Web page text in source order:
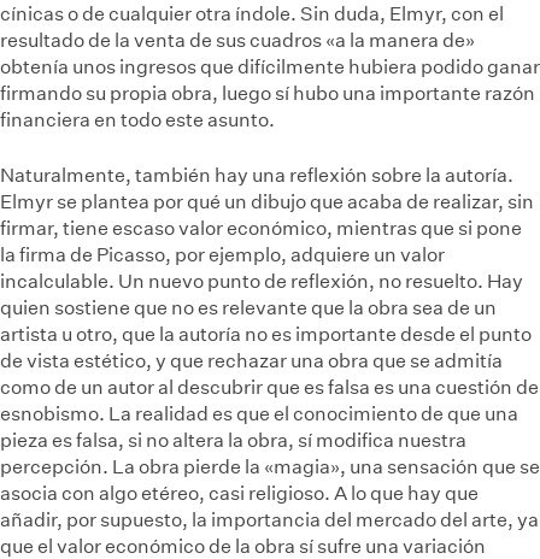
cínicas o de cualquier otra índole. Sin duda, Elmyr, con el
resultado de la venta de sus cuadros «a la manera de»
obtenía unos ingresos que difícilmente hubiera podido ganar
firmando su propia obra, luego sí hubo una importante razón
financiera en todo este asunto.
Naturalmente, también hay una reflexión sobre la autoría.
Elmyr se plantea por qué un dibujo que acaba de realizar, sin
firmar, tiene escaso valor económico, mientras que si pone
la firma de Picasso, por ejemplo, adquiere un valor
incalculable. Un nuevo punto de reflexión, no resuelto. Hay
quien sostiene que no es relevante que la obra sea de un
artista u otro, que la autoría no es importante desde el punto
de vista estético, y que rechazar una obra que se admitía
como de un autor al descubrir que es falsa es una cuestión de
esnobismo. La realidad es que el conocimiento de que una
pieza es falsa, si no altera la obra, sí modifica nuestra
percepción. La obra pierde la «magia», una sensación que se
asocia con algo etéreo, casi religioso. A lo que hay que
añadir, por supuesto, la importancia del mercado del arte, ya
que el valor económico de la obra sí sufre una variación